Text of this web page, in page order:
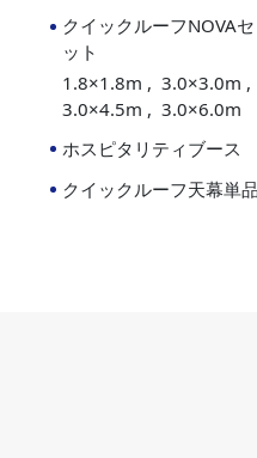
クイックルーフNOVAセ
ット
1.8×1.8m
3.0×3.0m
3.0×4.5m
3.0×6.0m
ホスピタリティブース
クイックルーフ天幕単品